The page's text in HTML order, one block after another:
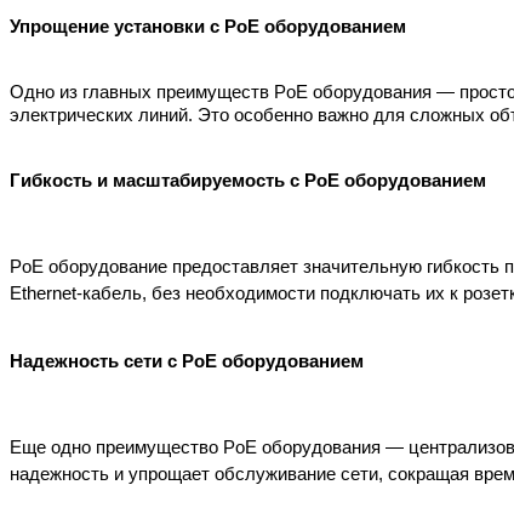
Упрощение установки с PoE оборудованием
Одно из главных преимуществ PoE оборудования —
электрических линий. Это особенно важно для сложных
Гибкость и масштабируемость с PoE оборудованием
PoE оборудование предоставляет значительную
Ethernet-кабель, без необходимости подключать их к
Надежность сети с PoE оборудованием
Еще одно преимущество PoE оборудования —
надежность и упрощает обслуживание сети, сокращая